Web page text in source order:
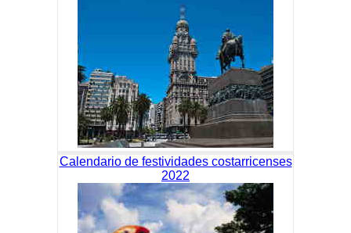
Calendario de festividades costarricenses
2022